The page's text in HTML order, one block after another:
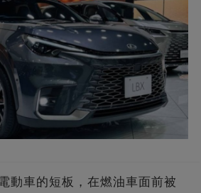
動車的短板，在燃油車面前被